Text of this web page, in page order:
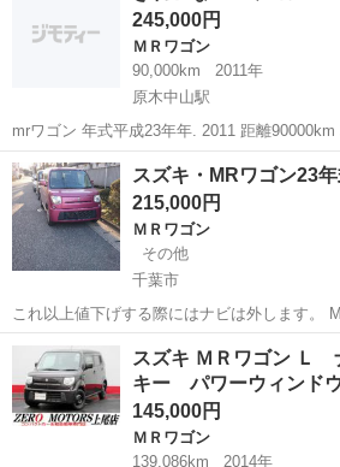
245,000円
ＭＲワゴン
90,000km
2011年
原木中山駅
mrワゴン 年式平成23年年. 2011 距離90000km
ック etc バックカメラ CD プッシュスタートスマートキーエントリー
ドアバイザー 色ブラウン 4乗 排気量 660 き
千葉 市川市 原木中山駅 ＭＲワゴン
スズキ・MRワゴン23
215,000円
ＭＲワゴン
その他
千葉市
これ以上値下げする際にはナビは外します。
ぐらい 車検32年6月 スマートキー プッシュス
地デジ・フルセグ・ブルートゥース ルーム
中古車になりますの...
千葉 千葉市 ＭＲワゴン スマート
スズキ ＭＲワゴン
キー パワーウィンド
145,000円
ＭＲワゴン
139,086km
2014年